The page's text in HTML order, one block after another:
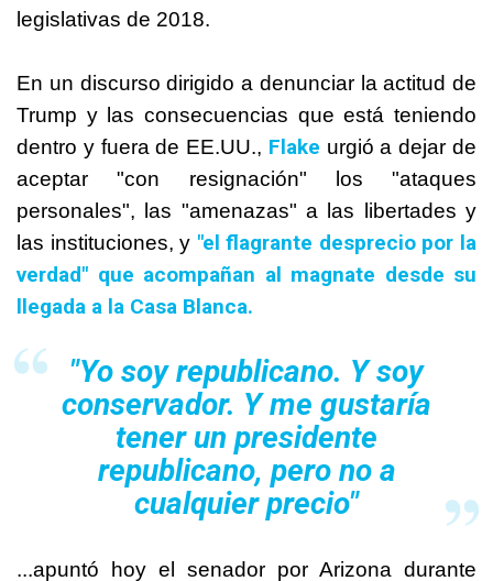
legislativas de 2018.
En un discurso dirigido a denunciar la actitud de
Trump y las consecuencias que está teniendo
dentro y fuera de EE.UU., Flake urgió a dejar de
aceptar "con resignación" los "ataques
personales", las "amenazas" a las libertades y
las instituciones, y "el flagrante desprecio por la
verdad" que acompañan al magnate desde su
llegada a la Casa Blanca.
"Yo soy republicano. Y soy
conservador. Y me gustaría
tener un presidente
republicano, pero no a
cualquier precio"
...apuntó hoy el senador por Arizona durante